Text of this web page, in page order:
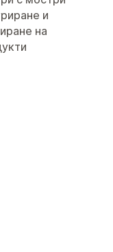
и
на